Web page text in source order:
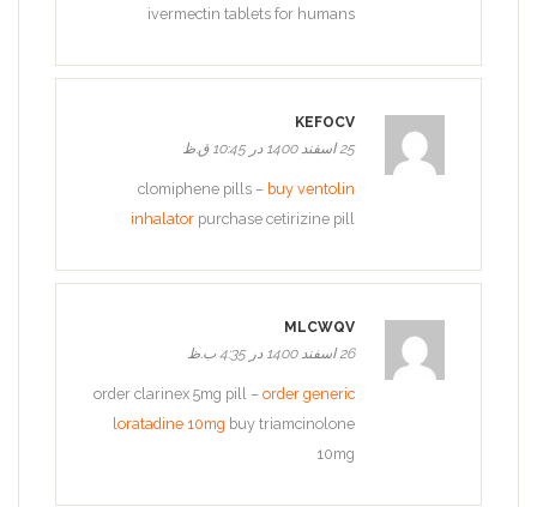
ivermectin tablets for humans
KEFOCV
25 اسفند 1400 در 10:45 ق.ظ
clomiphene pills – buy ventolin
inhalator purchase cetirizine pill
MLCWQV
26 اسفند 1400 در 4:35 ب.ظ
order clarinex 5mg pill – order generic
loratadine 10mg buy triamcinolone
10mg